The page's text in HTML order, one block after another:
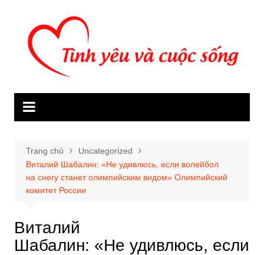
Trang chủ
Uncategorized
Виталий Шабалин: «Не удивлюсь, если волейбол
на снегу станет олимпийским видом» Олимпийский
комитет России
Виталий
Шабалин: «Не удивлюсь, если